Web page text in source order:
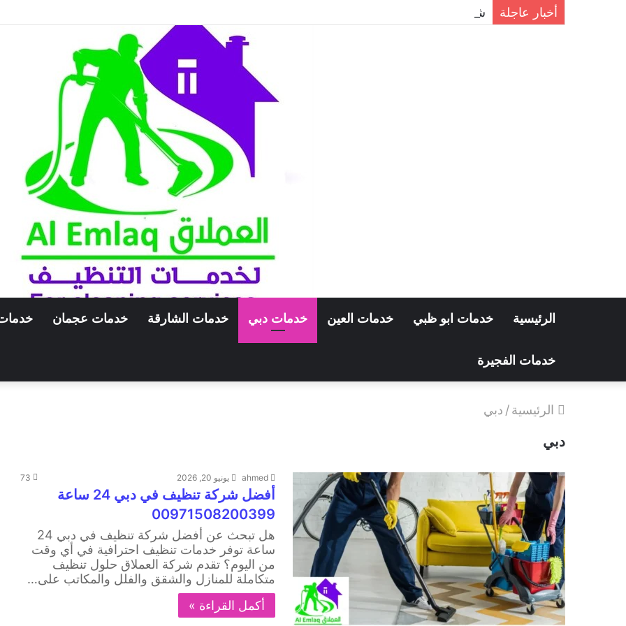
أخبار عاجلة شركة مكافحة الحمام في دبي..حلول احترافية لطرد الحمام وحماية المباني نهائيًا
الرئيسية خدمات ابو ظبي خدمات العين خدمات دبي خدمات الشارقة خدمات عجمان
خدمات الفجيرة
الرئيسية/ دبي
دبي
ahmed يونيو 20, 2026 73
أفضل شركة تنظيف في دبي 24 ساعة
00971508200399
هل تبحث عن أفضل شركة تنظيف في دبي 24
ساعة توفر خدمات تنظيف احترافية في أي وقت
من اليوم؟ تقدم شركة العملاق حلول تنظيف
متكاملة للمنازل والشقق والفلل والمكاتب على…
أكمل القراءة »